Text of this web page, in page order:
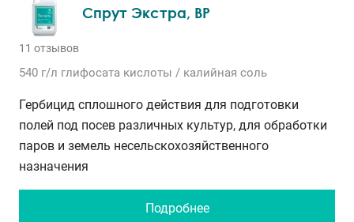
Спрут Экстра, ВР
11 отзывов
540 г/л глифосата кислоты / калийная соль
Гербицид сплошного действия для подготовки
полей под посев различных культур, для обработки
паров и земель несельскохозяйственного
назначения
Подробнее